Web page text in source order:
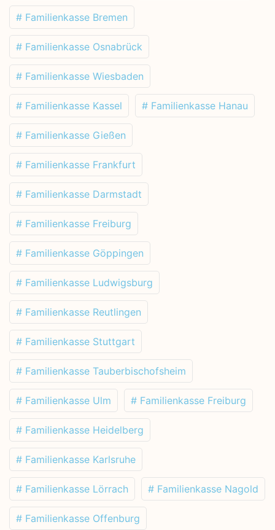
# Familienkasse Bremen
# Familienkasse Osnabrück
# Familienkasse Wiesbaden
# Familienkasse Kassel # Familienkasse Hanau
# Familienkasse Gießen
# Familienkasse Frankfurt
# Familienkasse Darmstadt
# Familienkasse Freiburg
# Familienkasse Göppingen
# Familienkasse Ludwigsburg
# Familienkasse Reutlingen
# Familienkasse Stuttgart
# Familienkasse Tauberbischofsheim
# Familienkasse Ulm # Familienkasse Freiburg
# Familienkasse Heidelberg
# Familienkasse Karlsruhe
# Familienkasse Lörrach # Familienkasse Nagold
# Familienkasse Offenburg